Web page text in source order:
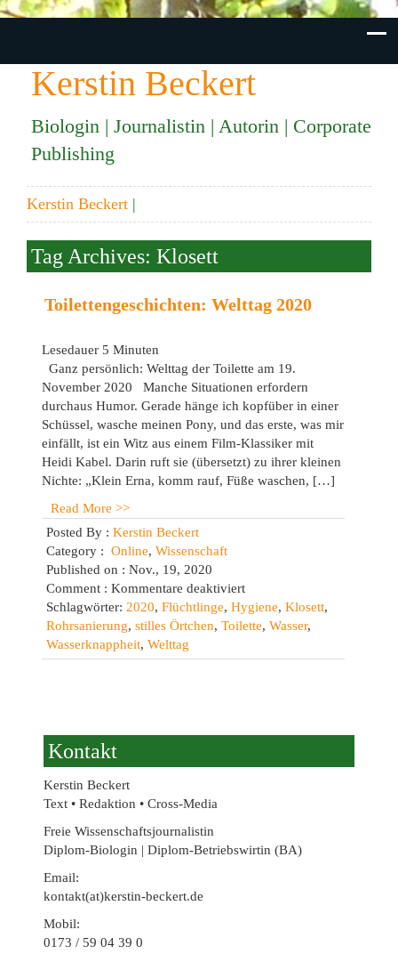
Kerstin Beckert
Biologin | Journalistin | Autorin | Corporate
Publishing
Kerstin Beckert |
Tag Archives: Klosett
Toilettengeschichten: Welttag 2020
Lesedauer 5 Minuten
Ganz persönlich: Welttag der Toilette am 19.
November 2020 Manche Situationen erfordern
durchaus Humor. Gerade hänge ich kopfüber in einer
Schüssel, wasche meinen Pony, und das erste, was mir
einfällt, ist ein Witz aus einem Film-Klassiker mit
Heidi Kabel. Darin ruft sie (übersetzt) zu ihrer kleinen
Nichte: „Klein Erna, komm rauf, Füße waschen, […]
Read More >>
Posted By : Kerstin Beckert
Category : Online, Wissenschaft
Published on : Nov., 19, 2020
Comment : Kommentare deaktiviertfür
Toilettengeschichten:
Welttag
Schlagwörter: 2020, Flüchtlinge, Hygiene, Klosett,
Rohrsanierung, stilles Örtchen, Toilette, Wasser,
Wasserknappheit, Welttag
Kontakt
Kerstin Beckert
Text • Redaktion • Cross-Media
Freie Wissenschaftsjournalistin
Diplom-Biologin | Diplom-Betriebswirtin (BA)
Email:
kontakt(at)kerstin-beckert.de
Mobil:
0173 / 59 04 39 0